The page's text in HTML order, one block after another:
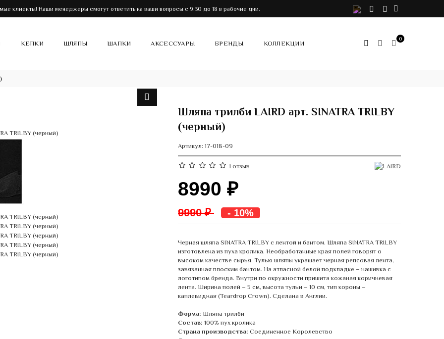
клиенты! Наши менеджеры смогут ответить на ваши вопросы с 9:30 до 18 в рабочие дни. VK Telegram
КЕПКИ ШЛЯПЫ ШАПКИ АКСЕССУАРЫ БРЕНДЫ КОЛЛЕКЦИИ
0
Шляпа трилби LAIRD арт. SINATRA TRILBY
(черный)
Артикул: 17-018-09
1 отзыв
8990 ₽
9990 ₽ - 10%
Черная шляпа SINATRA TRILBY с лентой и бантом. Шляпа SINATRA TRILBY
изготовлена из пуха кролика. Необработанные края полей говорят о
высоком качестве сырья. Тулью шляпы украшает черная репсовая лента,
завязанная плоским бантом. На атласной белой подкладке – нашивка с
логотипом бренда. Внутри по окружности пришита кожаная коричневая
лента. Ширина полей – 5 см, высота тульи – 10 см, тип короны –
каплевидная (Teardrop Crown). Сделана в Англии.
Форма: Шляпа трилби
Состав: 100% пух кролика
Страна производства: Соединенное Королевство